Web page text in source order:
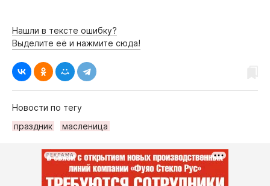
Нашли в тексте ошибку?
Выделите её и нажмите сюда!
Новости по тегу
праздник
масленица
РЕКЛАМА